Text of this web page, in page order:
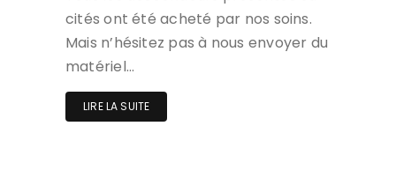
cités ont été acheté par nos soins.
Mais n’hésitez pas à nous envoyer du
matériel…
LIRE LA SUITE